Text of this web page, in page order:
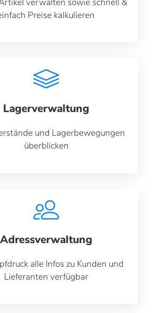
Preise kalkulieren
Lagerverwaltung
und Lagerbewegungen
überblicken
Adressverwaltung
alle Infos zu Kunden und
Lieferanten verfügbar